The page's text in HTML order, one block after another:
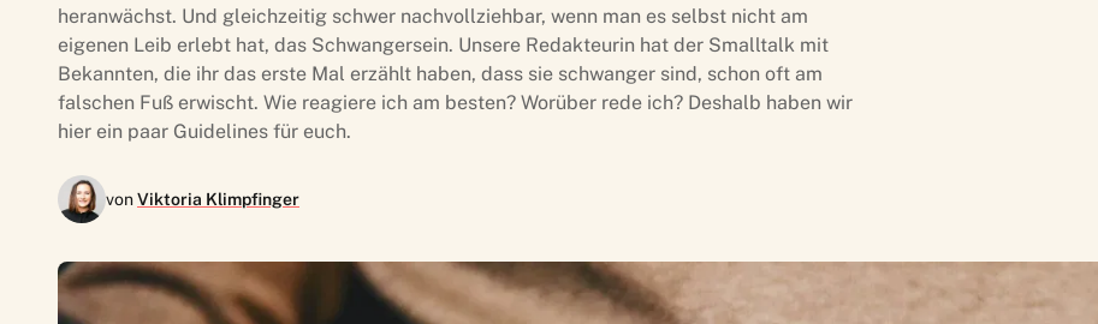
heranwächst. Und gleichzeitig schwer nachvollziehbar, wenn man es selbst nicht am
eigenen Leib erlebt hat, das Schwangersein. Unsere Redakteurin hat der Smalltalk mit
Bekannten, die ihr das erste Mal erzählt haben, dass sie schwanger sind, schon oft am
falschen Fuß erwischt. Wie reagiere ich am besten? Worüber rede ich? Deshalb haben wir
hier ein paar Guidelines für euch.
vonViktoria Klimpfinger